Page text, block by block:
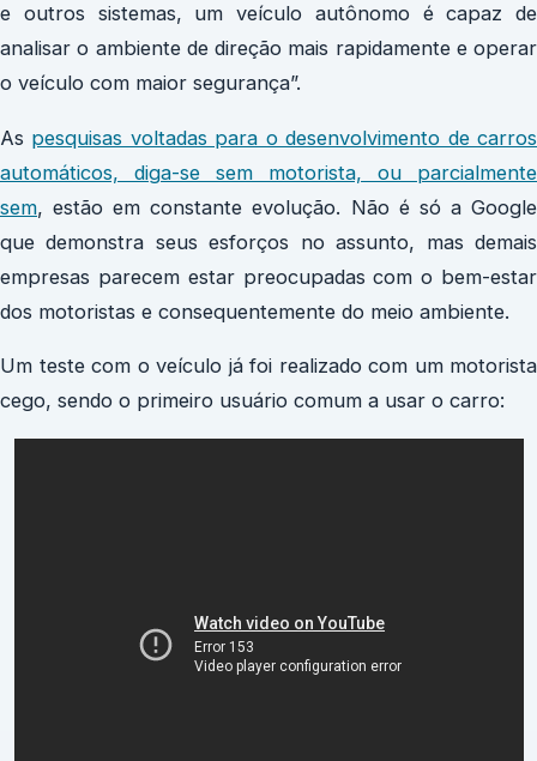
e outros sistemas, um veículo autônomo é capaz de
analisar o ambiente de direção mais rapidamente e operar
o veículo com maior segurança”.
As pesquisas voltadas para o desenvolvimento de carros
automáticos, diga-se sem motorista, ou parcialmente
sem, estão em constante evolução. Não é só a Google
que demonstra seus esforços no assunto, mas demais
empresas parecem estar preocupadas com o bem-estar
dos motoristas e consequentemente do meio ambiente.
Um teste com o veículo já foi realizado com um motorista
cego, sendo o primeiro usuário comum a usar o carro: